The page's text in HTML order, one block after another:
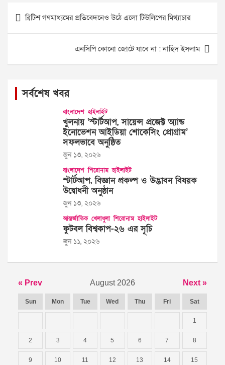
Post
navigation
ব্রিটিশ গণমাধ্যমের প্রতিবেদনেও উঠে এলো টিউলিপের মিথ্যাচার
এনসিপি কোনো জোটে যাবে না : নাহিদ ইসলাম
সর্বশেষ খবর
বাংলাদেশ হাইলাইট
খুলনায় ‘স্টার্টআপ, সায়েন্স প্রজেক্ট অ্যান্ড
ইনোভেশন আইডিয়া শোকেসিং প্রোগ্রাম’
সফলভাবে অনুষ্ঠিত
জুন ১৩, ২০২৬
বাংলাদেশ শিরোনাম হাইলাইট
স্টার্টআপ, বিজ্ঞান প্রকল্প ও উদ্ভাবন বিষয়ক
উদ্বোধনী অনুষ্ঠান
জুন ১৩, ২০২৬
আন্তর্জাতিক খেলাধুলা শিরোনাম হাইলাইট
ফুটবল বিশ্বকাপ-২৬ এর সূচি
জুন ১১, ২০২৬
« Prev August 2026 Next »
Sun Mon Tue Wed Thu Fri Sat
1
2 3 4 5 6 7 8
9 10 11 12 13 14 15